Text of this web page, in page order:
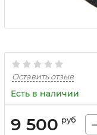
Оставить отзыв
Есть в наличии
9 500 руб −